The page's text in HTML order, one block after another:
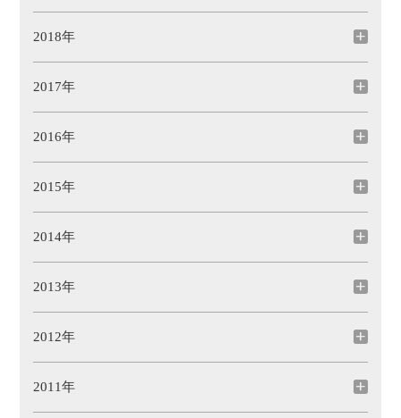
2018年
2017年
2016年
2015年
2014年
2013年
2012年
2011年